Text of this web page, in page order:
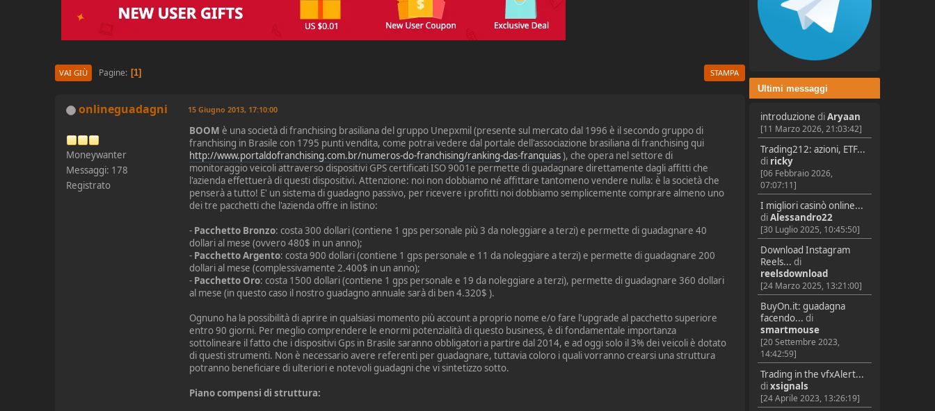
Ultimi messaggi
introduzione diAryaan
[11 Marzo 2026, 21:03:42]
Trading212: azioni, ETF...
di ricky
[06 Febbraio 2026,
07:07:11]
I migliori casinò online...
diAlessandro22
[30 Luglio 2025, 10:45:50]
Download Instagram
Reels... di
reelsdownload
[24 Marzo 2025, 13:21:00]
BuyOn.it: guadagna
facendo... di
smartmouse
[20 Settembre 2023,
14:42:59]
Trading in the vfxAlert...
dixsignals
[24 Aprile 2023, 13:26:19]
STAMPA
VAI GIÙ Pagine 1
onlineguadagni
Moneywanter
Messaggi: 178
Registrato
15 Giugno 2013, 17:10:00
BOOMè una società di franchising brasiliana del gruppo Unepxmil (presente sul mercato dal 1996 è il secondo gruppo di
franchising in Brasile con 1795 punti vendita, come potrai vedere dal portale dell'associazione brasiliana di franchising qui
http://www.portaldofranchising.com.br/numeros-do-franchising/ranking-das-franquias), che opera nel settore di
monitoraggio veicoli attraverso dispositivi GPS certificati ISO 9001e permette di guadagnare direttamente dagli affitti che
l'azienda effettuerà di questi dispositivi. Attenzione: noi non dobbiamo né affittare tantomeno vendere nulla: è la società che
penserà a tutto! E' un sistema di guadagno passivo, per ricevere i profitti noi dobbiamo semplicemente comprare almeno uno
dei tre pacchetti che l'azienda offre in listino:
- Pacchetto Bronzo: costa 300 dollari (contiene 1 gps personale più 3 da noleggiare a terzi) e permette di guadagnare 40
dollari al mese (ovvero 480$ in un anno);
- Pacchetto Argento: costa 900 dollari (contiene 1 gps personale e 11 da noleggiare a terzi) e permette di guadagnare 200
dollari al mese (complessivamente 2.400$ in un anno);
- Pacchetto Oro: costa 1500 dollari (contiene 1 gps personale e 19 da noleggiare a terzi), permette di guadagnare 360 dollari
al mese (in questo caso il nostro guadagno annuale sarà di ben 4.320$ ).
Ognuno ha la possibilità di aprire in qualsiasi momento più account a proprio nome e/o fare l'upgrade al pacchetto superiore
entro 90 giorni. Per meglio comprendere le enormi potenzialità di questo business, è di fondamentale importanza
sottolineare il fatto che i dispositivi Gps in Brasile saranno obbligatori a partire dal 2014, e ad oggi solo il 3% dei veicoli è dotato
di questi strumenti. Non è necessario avere referenti per guadagnare, tuttavia coloro i quali vorranno crearsi una struttura
potranno beneficiare di ulteriori e notevoli guadagni che vi sintetizzo sotto.
Piano compensi di struttura: